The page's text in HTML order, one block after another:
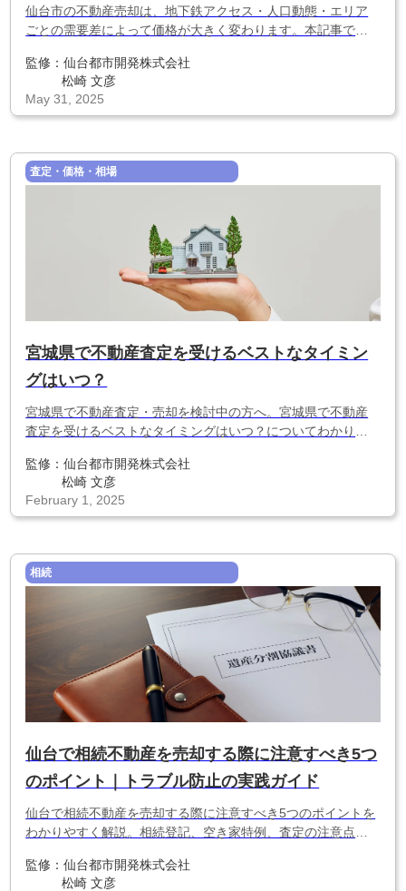
仙台市の不動産売却は、地下鉄アクセス・人口動態・エリア
ごとの需要差によって価格が大きく変わります。本記事では
をわかりやすく解説します。
監修：仙台都市開発株式会社
松崎 文彦
May 31, 2025
査定・価格・相場
宮城県で不動産査定を受けるベストなタイミン
グはいつ？
宮城県で不動産査定・売却を検討中の方へ。宮城県で不動産
査定を受けるベストなタイミングはいつ？についてわかりや
監修：仙台都市開発株式会社
松崎 文彦
February 1, 2025
相続
仙台で相続不動産を売却する際に注意すべき5つ
のポイント｜トラブル防止の実践ガイド
仙台で相続不動産を売却する際に注意すべき5つのポイントを
わかりやすく解説。相続登記、空き家特例、査定の注意点、
ための必読ガイド。
監修：仙台都市開発株式会社
松崎 文彦